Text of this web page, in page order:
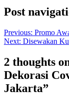
Post
Previous: Promo
Next: Disewakan
2 thoughts
Dekorasi
Jakarta”